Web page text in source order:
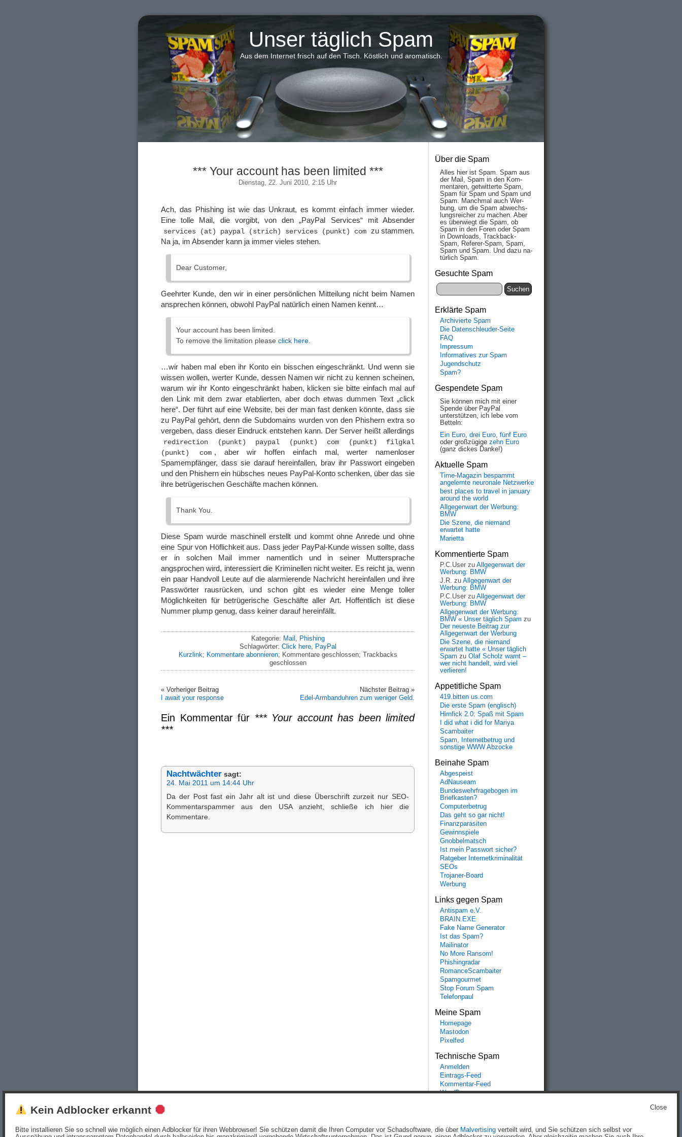
Unser täglich Spam
Aus dem Internet frisch auf den Tisch. Köstlich und aromatisch.
*** Your account has been limited ***
Dienstag, 22. Juni 2010, 2:15 Uhr
Ach, das Phishing ist wie das Unkraut, es kommt einfach immer wieder.
Eine tolle Mail, die vorgibt, von den „PayPal Services“ mit Absender
services (at) paypal (strich) services (punkt) com zu stammen.
Na ja, im Absender kann ja immer vieles stehen.
Dear Customer,
Geehrter Kunde, den wir in einer persönlichen Mitteilung nicht beim Namen
ansprechen können, obwohl PayPal natürlich einen Namen kennt…
Your account has been limited.
To remove the limitation please click here
…wir haben mal eben ihr Konto ein bisschen eingeschränkt. Und wenn sie
wissen wollen, werter Kunde, dessen Namen wir nicht zu kennen scheinen,
warum wir ihr Konto eingeschränkt haben, klicken sie bitte einfach mal auf
den Link mit dem zwar etablierten, aber doch etwas dummen Text „click
here“. Der führt auf eine Website, bei der man fast denken könnte, dass sie
zu PayPal gehört, denn die Subdomains wurden von den Phishern extra so
vergeben, dass dieser Eindruck entstehen kann. Der Server heißt allerdings
redirection (punkt) paypal (punkt) com (punkt) filgkal
(punkt) com , aber wir hoffen einfach mal, werter namenloser
Spamempfänger, dass sie darauf hereinfallen, brav ihr Passwort eingeben
und den Phishern ein hübsches neues PayPal-Konto schenken, über das sie
ihre betrügerischen Geschäfte machen können.
Thank You.
Diese Spam wurde maschinell erstellt und kommt ohne Anrede und ohne
eine Spur von Höflichkeit aus. Dass jeder PayPal-Kunde wissen sollte, dass
er in solchen Mail immer namentlich und in seiner Muttersprache
angsprochen wird, interessiert die Kriminellen nicht weiter. Es reicht ja, wenn
ein paar Handvoll Leute auf die alarmierende Nachricht hereinfallen und ihre
Passwörter rausrücken, und schon gibt es wieder eine Menge toller
Möglichkeiten für betrügerische Geschäfte aller Art. Hoffentlich ist diese
Nummer plump genug, dass keiner darauf hereinfällt.
Kategorie: Mail , Phishing
Schlagwörter: Click here, PayPal
Kurzlink; Kommentare abonnieren; Kommentare geschlossen; Trackbacks
geschlossen
« Vorheriger Beitrag
I await your response
Nächster Beitrag »
Edel-Armbanduhren zum weniger Geld.
Ein Kommentar für *** Your account has been limited
***
Nachtwächter sagt:
24. Mai 2011 um 14:44 Uhr
Da der Post fast ein Jahr alt ist und diese Überschrift zurzeit nur SEO-
Kommentarspammer aus den USA anzieht, schließe ich hier die
Kommentare.
Über die Spam
Alles hier ist Spam. Spam aus
der Mail, Spam in den Kom­
men­taren, ge­twit­ter­te Spam,
Spam für Spam und Spam und
Spam. Manch­mal auch Wer­
bung, um die Spam ab­wechs­
lungs­reich­er zu mach­en. Aber
es über­wiegt die Spam, ob
Spam in den Fo­ren oder Spam
in Down­loads, Track­back-
Spam, Re­fe­rer-Spam, Spam,
Spam und Spam. Und da­zu na­
tür­lich Spam.
Gesuchte Spam
Erklärte Spam
Archivierte Spam
Die Datenschleuder-Seite
FAQ
Impressum
Informatives zur Spam
Jugendschutz
Spam?
Gespendete Spam
Sie können mich mit einer
Spende über PayPal
unterstützen, ich lebe vom
Betteln:
Ein Euro, drei Euro, fünf Euro
oder großzügige zehn Euro
(ganz dickes Danke!)
Aktuelle Spam
Time-Magazin bespammt
angelernte neuronale Netzwerke
best places to travel in january
around the world
Allgegenwart der Werbung:
BMW
Die Szene, die niemand
erwartet hatte
Marietta
Kommentierte Spam
P.C.User zu Allgegenwart der
Werbung: BMW
J.R. zu Allgegenwart der
Werbung: BMW
P.C.User zu Allgegenwart der
Werbung: BMW
Allgegenwart der Werbung:
BMW « Unser täglich Spam zu
Der neueste Beitrag zur
Allgegenwart der Werbung
Die Szene, die niemand
erwartet hatte « Unser täglich
Spam zu Olaf Scholz warnt –
wer nicht handelt, wird viel
verlieren!
Appetitliche Spam
419.bitten us.com
Die erste Spam (englisch)
Hirnfick 2.0: Spaß mit Spam
I did what i did for Mariya
Scambaiter
Spam, Internetbetrug und
sonstige WWW Abzocke
Beinahe Spam
Abgespeist
AdNauseam
Bundeswehrfragebogen im
Briefkasten?
Computerbetrug
Das geht so gar nicht!
Finanzparasiten
Gewinnspiele
Gnobbelmatsch
Ist mein Passwort sicher?
Ratgeber Internetkriminalität
SEOs
Trojaner-Board
Werbung
Links gegen Spam
Antispam e.V.
BRAIN.EXE
Fake Name Generator
Ist das Spam?
Mailinator
No More Ransom!
Phishingradar
RomanceScambaiter
Spamgourmet
Stop Forum Spam
Telefonpaul
Meine Spam
Homepage
Mastodon
Pixelfed
Technische Spam
Anmelden
Eintrags-Feed
Kommentar-Feed
WordPress.org
Beiträge (RSS)undKommentare (RSS).
Close
Kein Adblocker erkannt
Bitte installieren Sie so schnell wie möglich einen Adblocker für ihren Webbrowser! Sie schützen damit die Ihren Computer vor Schadsoftware, die über Malvertising verteilt wird, und Sie schützen sich selbst vor